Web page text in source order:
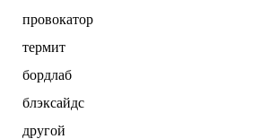
провокатор
термит
бордлаб
блэксайдс
другой